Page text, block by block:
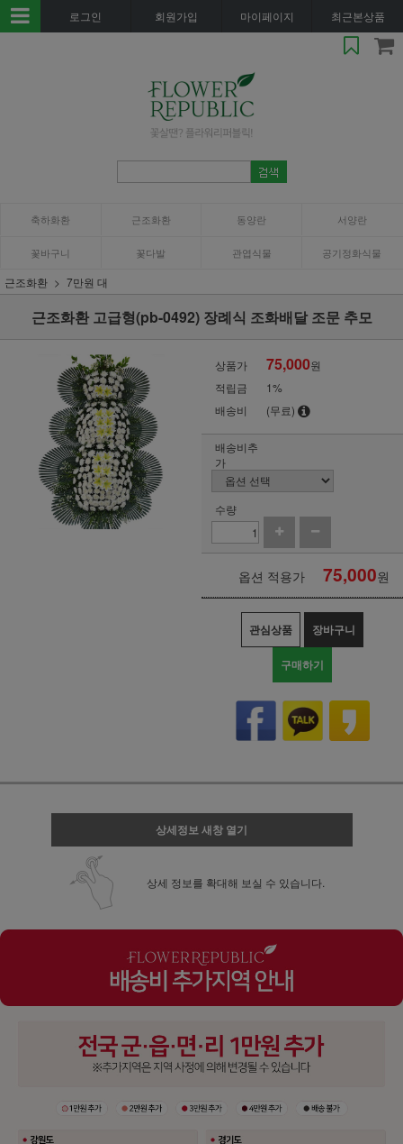
로그인 회원가입 마이페이지 최근본상품
축하화환 근조화환 동양란 서양란
꽃바구니 꽃다발 관엽식물 공기정화식물
근조화환 7만원 대
근조화환 고급형(pb-0492) 장례식 조화배달 조문 추모
상품가 75,000원
적립금
1%
배송비
(무료)
배송비추
가
수량
옵션 적용가 75,000원
관심상품 장바구니
구매하기
상세정보 새창 열기
상세 정보를 확대해 보실 수 있습니다.